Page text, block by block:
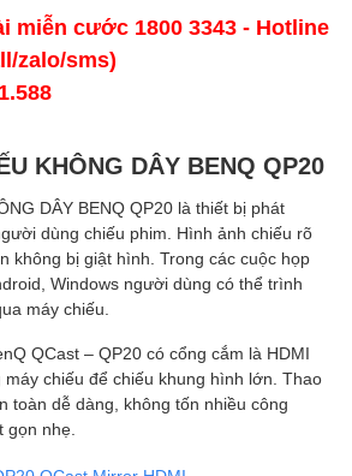
miễn cước 1800 3343 - Hotline
zalo/sms)
KHÔNG DÂY BENQ QP20
DÂY BENQ QP20 là thiết bị phát
dùng chiếu phim. Hình ảnh chiếu rõ
không bị giật hình. Trong các cuộc họp
Windows người dùng có thể trình
máy chiếu.
QCast – QP20 có cổng cắm là HDMI
chiếu để chiếu khung hình lớn. Thao
toàn dễ dàng, không tốn nhiều công
gọn nhẹ.